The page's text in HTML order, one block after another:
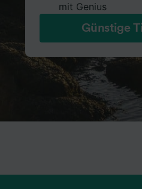
mit Genius
Günstige